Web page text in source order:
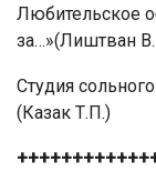
Любительское
за…»(Лиштван
Студия
(Казак Т.П.)